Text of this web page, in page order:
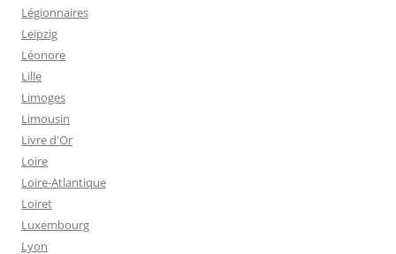
Légionnaires
Leipzig
Léonore
Lille
Limoges
Limousin
Livre d'Or
Loire
Loire-Atlantique
Loiret
Luxembourg
Lyon